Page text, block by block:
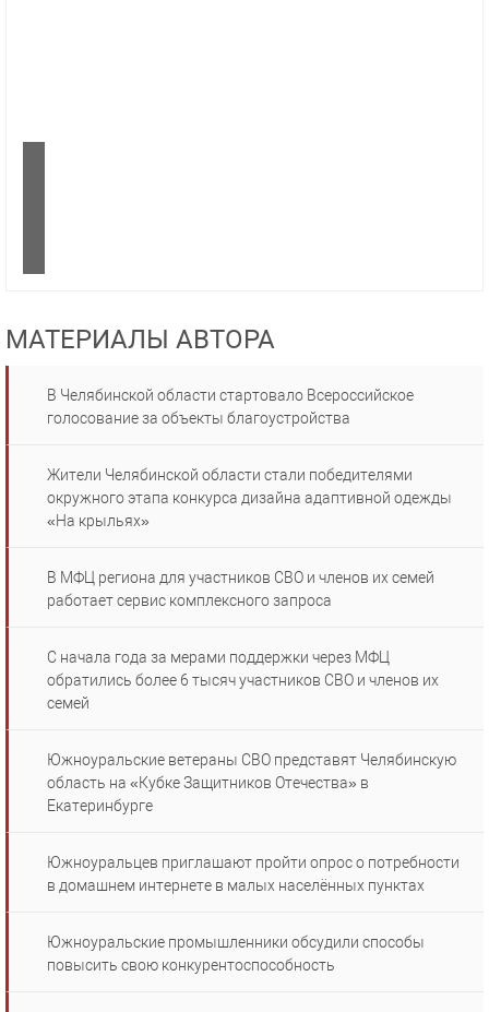
МАТЕРИАЛЫ АВТОРА
В Челябинской области стартовало Всероссийское
голосование за объекты благоустройства
Жители Челябинской области стали победителями
окружного этапа конкурса дизайна адаптивной одежды
«На крыльях»
В МФЦ региона для участников СВО и членов их семей
работает сервис комплексного запроса
С начала года за мерами поддержки через МФЦ
обратились более 6 тысяч участников СВО и членов их
семей
Южноуральские ветераны СВО представят Челябинскую
область на «Кубке Защитников Отечества» в
Екатеринбурге
Южноуральцев приглашают пройти опрос о потребности
в домашнем интернете в малых населённых пунктах
Южноуральские промышленники обсудили способы
повысить свою конкурентоспособность